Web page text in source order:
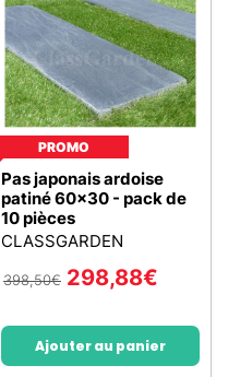
PROMO
Pas japonais ardoise
patiné 60x30 - pack de
10 pièces
CLASSGARDEN
398,50€ 298,88€
Ajouter au panier